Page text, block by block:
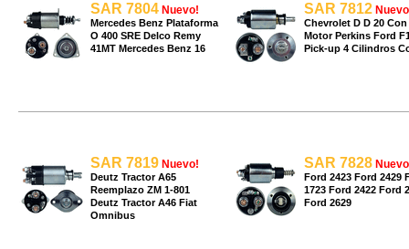
SAR 7804 Nuevo!
Mercedes Benz Plataforma
O 400 SRE Delco Remy
41MT Mercedes Benz 16
SAR 7812
Chevrolet D D 20 Con
Motor Perkins Ford
Pick-up 4 Cilindros
SAR 7819 Nuevo!
Deutz Tractor A65
Reemplazo ZM 1-801
Deutz Tractor A46 Fiat
Omnibus
SAR 7828
Ford 2423 Ford 2429
1723 Ford 2422 Ford
Ford 2629